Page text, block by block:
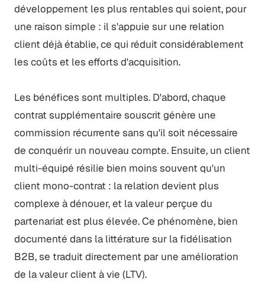
développement les plus rentables qui soient, pour
une raison simple : il s'appuie sur une relation
client déjà établie, ce qui réduit considérablement
les coûts et les efforts d'acquisition.
Les bénéfices sont multiples. D'abord, chaque
contrat supplémentaire souscrit génère une
commission récurrente sans qu'il soit nécessaire
de conquérir un nouveau compte. Ensuite, un client
multi-équipé résilie bien moins souvent qu'un
client mono-contrat : la relation devient plus
complexe à dénouer, et la valeur perçue du
partenariat est plus élevée. Ce phénomène, bien
documenté dans la littérature sur la fidélisation
B2B, se traduit directement par une amélioration
de la valeur client à vie (LTV).